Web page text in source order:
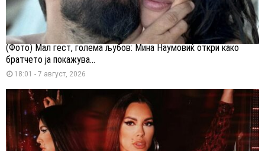
(Фото) Мал гест, голема љубов: Мина Наумовиќ откри како
братчето ја покажува...
18:01 - 7 август, 2026